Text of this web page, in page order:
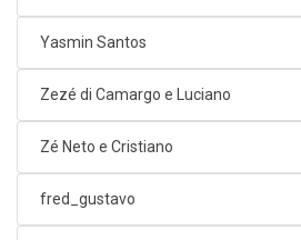
Yasmin Santos
Zezé di Camargo e Luciano
Zé Neto e Cristiano
fred_gustavo